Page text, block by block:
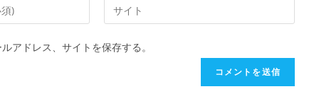
アドレス、サイトを保存する。